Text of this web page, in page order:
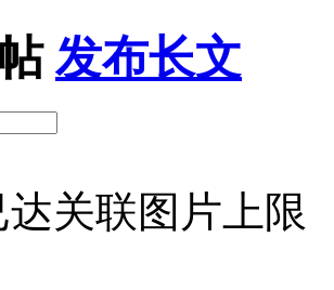
发布长文
达关联图片上限